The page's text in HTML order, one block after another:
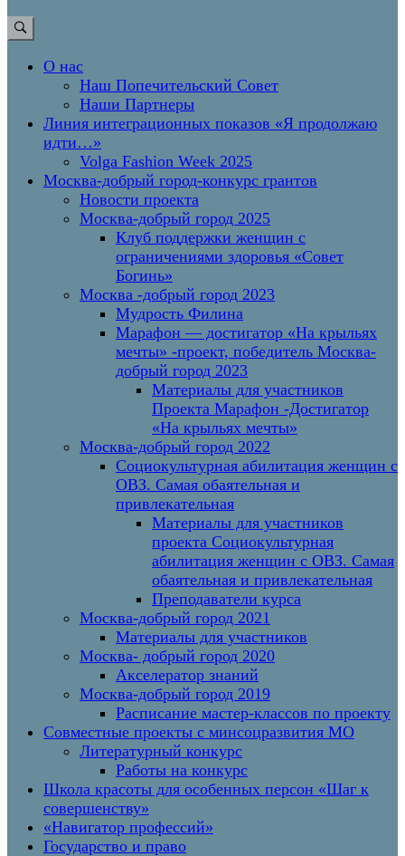
О нас
Наш Попечительский Совет
Наши Партнеры
Линия интеграционных показов «Я продолжаю
идти…»
Volga Fashion Week 2025
Москва-добрый город-конкурс грантов
Новости проекта
Москва-добрый город 2025
Клуб поддержки женщин с
ограничениями здоровья «Совет
Богинь»
Москва -добрый город 2023
Мудрость Филина
Марафон — достигатор «На крыльях
мечты» -проект, победитель Москва-
добрый город 2023
Материалы для участников
Проекта Марафон -Достигатор
«На крыльях мечты»
Москва-добрый город 2022
Социокультурная абилитация женщин с
ОВЗ. Самая обаятельная и
привлекательная
Материалы для участников
проекта Социокультурная
абилитация женщин с ОВЗ. Самая
обаятельная и привлекательная
Преподаватели курса
Москва-добрый город 2021
Материалы для участников
Москва- добрый город 2020
Акселератор знаний
Москва-добрый город 2019
Расписание мастер-классов по проекту
Совместные проекты с минсоцразвития МО
Литературный конкурс
Работы на конкурс
Школа красоты для особенных персон «Шаг к
совершенству»
«Навигатор профессий»
Государство и право